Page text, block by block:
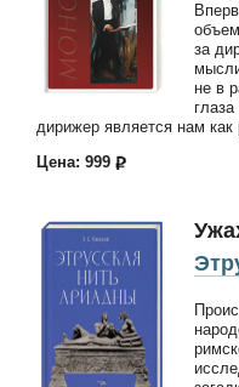
за
не в
дирижер является нам
Цена: 999